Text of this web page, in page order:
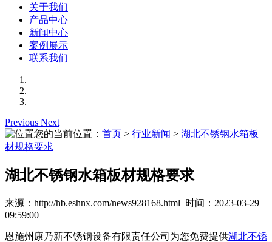
关于我们
产品中心
新闻中心
案例展示
联系我们
Previous Next
您的当前位置： 首页 > 行业新闻 > 湖北不锈钢水箱板
材规格要求
湖北不锈钢水箱板材规格要求
来源：http://hb.eshnx.com/news928168.html 时间：2023-03-29
09:59:00
恩施州康乃新不锈钢设备有限责任公司为您免费提供湖北不锈